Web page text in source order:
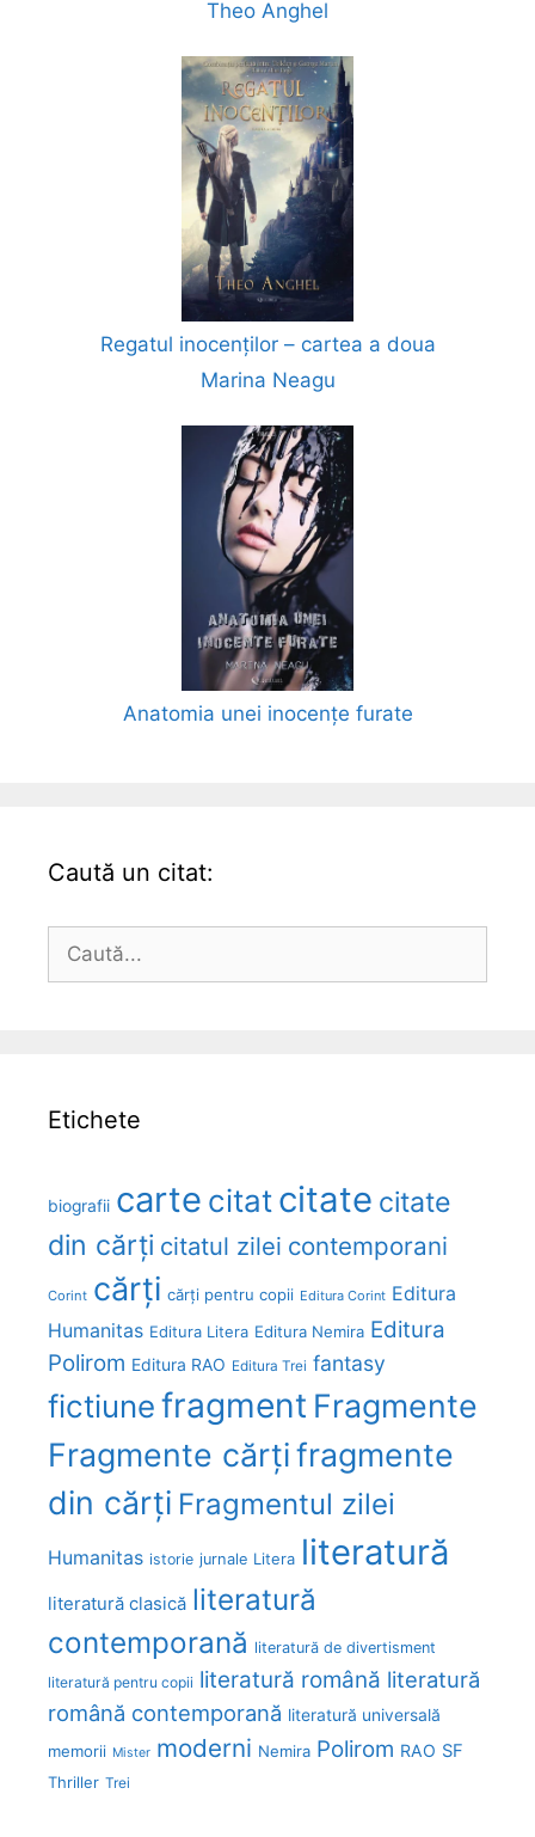
Theo Anghel
Regatul inocenților – cartea a doua
Marina Neagu
Anatomia unei inocențe furate
Caută un citat:
după:
Etichete
biografii carte citatcitate citate
din cărți citatul zilei contemporani
Corint cărți cărți pentru copii Editura Corint Editura
Humanitas Editura Litera Editura Nemira Editura
Polirom Editura RAO Editura Trei fantasy
fictiunefragment Fragmente
Fragmente cărțifragmente
din cărți Fragmentul zilei
Humanitas istorie jurnale Litera literatură
literatură clasică literatură
contemporană literatură de divertisment
literatură pentru copii literatură română literatură
română contemporană literatură universală
memorii Mister moderni Nemira Polirom RAO SF
Thriller Trei